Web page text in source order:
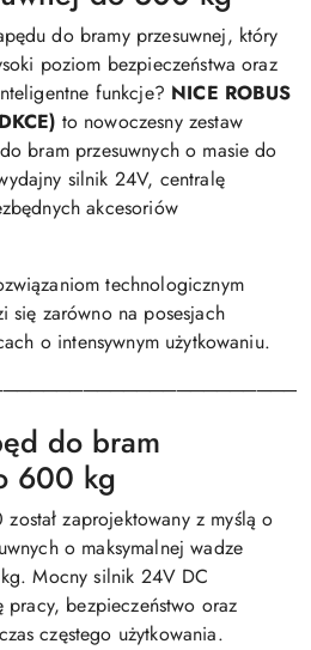
do bramy przesuwnej, który
poziom bezpieczeństwa oraz
funkcje? NICE ROBUS
to nowoczesny zestaw
bram przesuwnych o masie do
silnik 24V, centralę
akcesoriów
technologicznym
się zarówno na posesjach
o intensywnym użytkowaniu.
do bram
600 kg
zaprojektowany z myślą o
o maksymalnej wadze
Mocny silnik 24V DC
pracy, bezpieczeństwo oraz
częstego użytkowania.